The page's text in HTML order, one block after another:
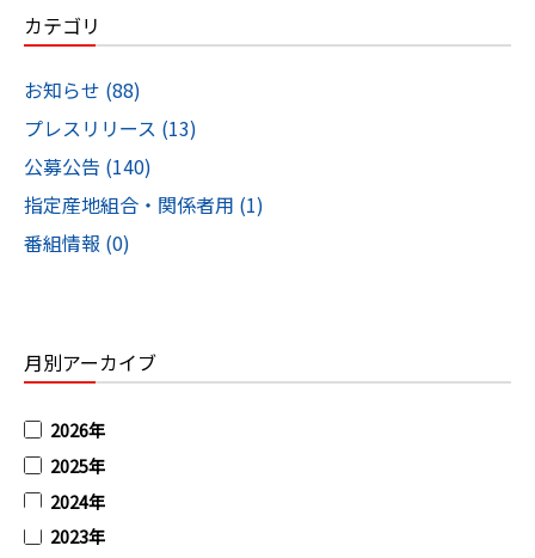
カテゴリ
お知らせ (88)
プレスリリース (13)
公募公告 (140)
指定産地組合・関係者用 (1)
番組情報 (0)
月別アーカイブ
2026年
2025年
2024年
2023年